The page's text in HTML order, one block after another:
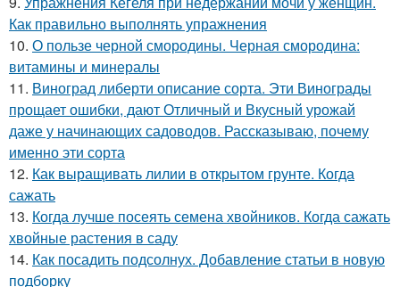
Как правильно выполнять упражнения
10. О пользе черной смородины. Черная смородина:
витамины и минералы
11. Виноград либерти описание сорта. Эти Винограды
прощает ошибки, дают Отличный и Вкусный урожай
даже у начинающих садоводов. Рассказываю, почему
именно эти сорта
12. Как выращивать лилии в открытом грунте. Когда
сажать
13. Когда лучше посеять семена хвойников. Когда сажать
хвойные растения в саду
14. Как посадить подсолнух. Добавление статьи в новую
подборку